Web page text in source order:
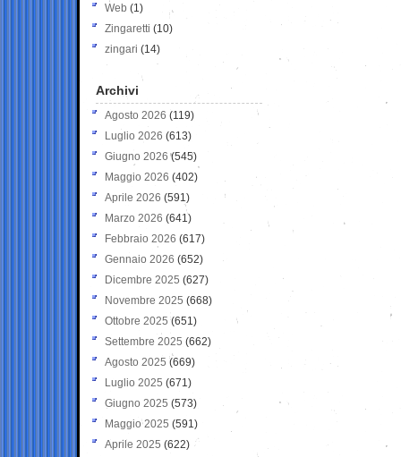
Web (1)
Zingaretti (10)
zingari (14)
Archivi
Agosto 2026 (119)
Luglio 2026 (613)
Giugno 2026 (545)
Maggio 2026 (402)
Aprile 2026 (591)
Marzo 2026 (641)
Febbraio 2026 (617)
Gennaio 2026 (652)
Dicembre 2025 (627)
Novembre 2025 (668)
Ottobre 2025 (651)
Settembre 2025 (662)
Agosto 2025 (669)
Luglio 2025 (671)
Giugno 2025 (573)
Maggio 2025 (591)
Aprile 2025 (622)